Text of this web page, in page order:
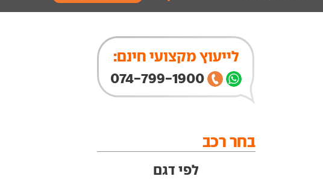
לייעוץ מקצועי חינם:
074-799-1900
בחר רכב
לפי דגם